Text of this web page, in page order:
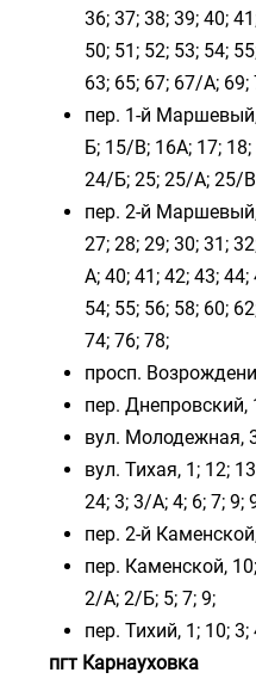
36; 37; 38; 39; 40;
50; 51; 52; 53; 54;
63; 65; 67; 67/А; 69;
пер. 1-й
Б; 15/В; 16А; 17;
24/Б; 25; 25/А; 25/
пер. 2-й Маршевый,
27; 28; 29; 30; 31;
А; 40; 41; 42; 43;
54; 55; 56; 58; 60;
74; 76; 78;
просп.
пер. Днепровский,
вул. Молодежная,
вул. Тихая, 1; 12;
24; 3; 3/А; 4; 6; 7; 9;
пер. 2-й
пер. Каменской,
2/А; 2/Б; 5; 7; 9;
пер. Тихий, 1; 10; 3;
пгт Карнауховка